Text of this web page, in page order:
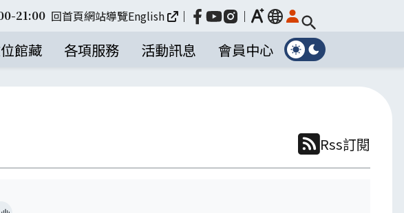
21:00 回首頁網站導覽English ｜ ｜ 放大
language
館藏 各項服務 活動訊息 會員中心
Rss訂閱